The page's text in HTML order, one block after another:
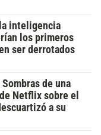
inteligencia
los primeros
ser derrotados
de una
Netflix sobre el
a su